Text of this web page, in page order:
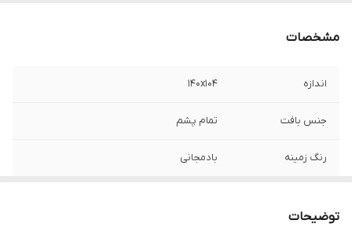
مشخصات
اندازه 140x104
جنس بافت تمام پشم
رنگ زمینه بادمجانی
توضیحات